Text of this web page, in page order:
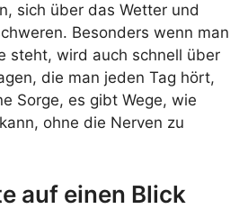
sich über das Wetter und
Besonders wenn man
steht, wird auch schnell über
die man jeden Tag hört,
Sorge, es gibt Wege, wie
ohne die Nerven zu
auf einen Blick